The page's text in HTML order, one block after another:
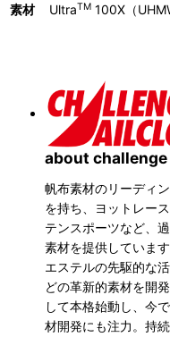
素材
UltraTM 100X（
about
帆布素材のリーディ
を持ち、ヨットレー
テンスポーツなど、
素材を提供していま
エステルの先駆的な
どの革新的素材を開
して本格始動し、今
材開発にも注力。持